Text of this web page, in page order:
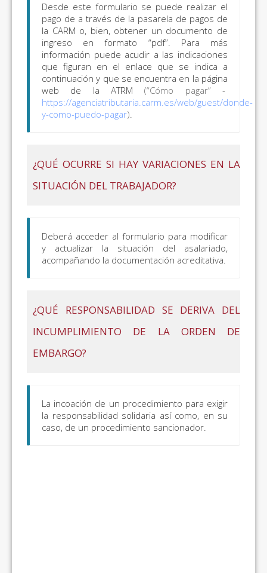
Desde este formulario se puede realizar el
pago de a través de la pasarela de pagos de
la CARM o, bien, obtener un documento de
ingreso en formato “pdf”. Para más
información puede acudir a las indicaciones
que figuran en el enlace que se indica a
continuación y que se encuentra en la página
web de la ATRM(“Cómo pagar” -
https://agenciatributaria.carm.es/web/guest/donde-
y-como-puedo-pagar).
¿QUÉ OCURRE SI HAY VARIACIONES EN LA
SITUACIÓN DEL TRABAJADOR?
Deberá acceder al formulario para modificar
y actualizar la situación del asalariado,
acompañando la documentación acreditativa.
¿QUÉ RESPONSABILIDAD SE DERIVA DEL
INCUMPLIMIENTO DE LA ORDEN DE
EMBARGO?
La incoación de un procedimiento para exigir
la responsabilidad solidaria así como, en su
caso, de un procedimiento sancionador.